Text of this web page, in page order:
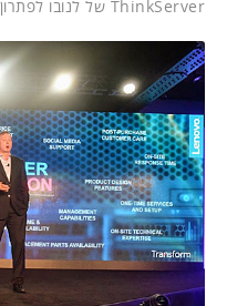
ThinkServer של לנובו לפתרון שנשען על שרתי x86.